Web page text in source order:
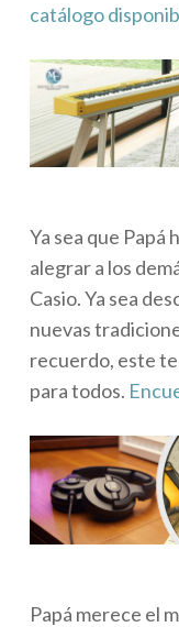
catálogo
Ya sea que Papá
alegrar a los
Casio. Ya sea
nuevas
recuerdo, este
para todos.
Papá merece el